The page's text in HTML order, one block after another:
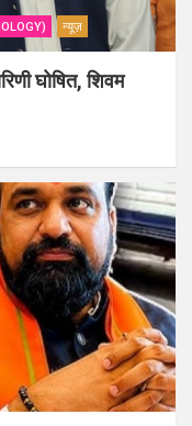
न्यूज़
घोषित, शिवम